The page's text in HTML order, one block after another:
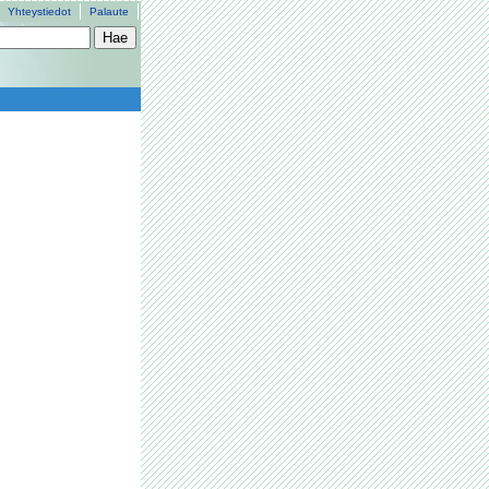
Yhteystiedot Palaute